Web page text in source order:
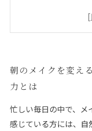
施術の流れを徹
る方法
実際の体験者が
とは
忙しい朝も安心
朝のメイクを変え
力とは
忙しい毎日の中で、メ
感じている方には、自